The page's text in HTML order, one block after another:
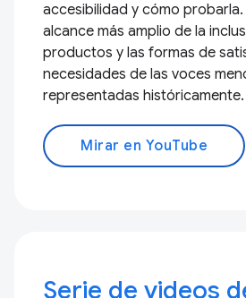
accesibilidad y cómo probarla.
alcance más amplio de la
productos y las formas de
necesidades de las voces
representadas históricamente.
Mirar en YouTube
Serie de videos